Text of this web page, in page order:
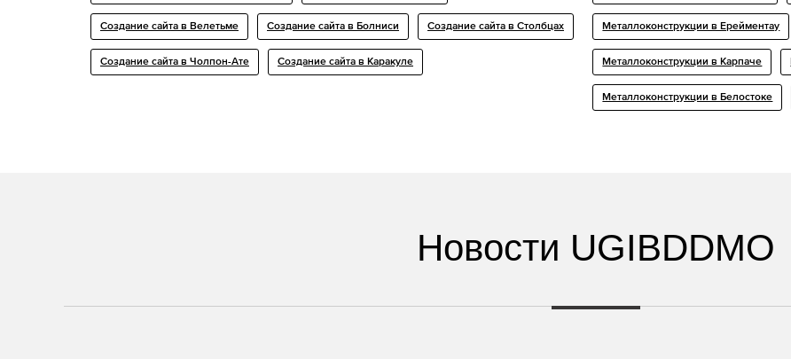
Создание сайта в Велетьме Создание сайта в Болниси Создание сайта в Столбцах
Создание сайта в Чолпон-Ате Создание сайта в Каракуле
Металлоконструкции в Ерейментау
Металлоконструкции в Карпаче
Металлоконструкции в Белостоке
Новости UGIBDDMO